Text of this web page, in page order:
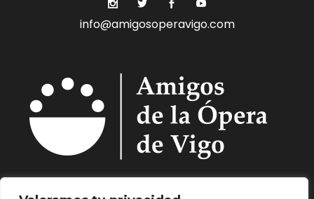
info@amigosoperavigo.com